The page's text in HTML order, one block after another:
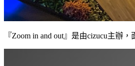
『Zoom in and out』是由cizucu主